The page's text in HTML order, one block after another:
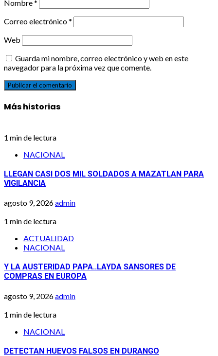
Nombre*
Correo electrónico*
Web
Guarda mi nombre, correo electrónico y web en este
navegador para la próxima vez que comente.
Más historias
1 min de lectura
NACIONAL
LLEGAN CASI DOS MIL SOLDADOS A MAZATLAN PARA
VIGILANCIA
agosto 9, 2026admin
1 min de lectura
ACTUALIDAD
NACIONAL
Y LA AUSTERIDAD PAPA..LAYDA SANSORES DE
COMPRAS EN EUROPA
agosto 9, 2026admin
1 min de lectura
NACIONAL
DETECTAN HUEVOS FALSOS EN DURANGO